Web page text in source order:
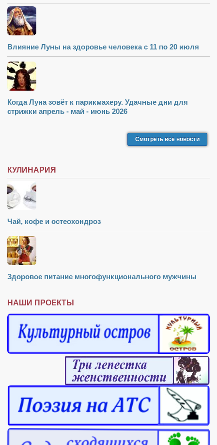
Влияние Луны на здоровье человека с 11 по 20 июля
Когда Луна зовёт к парикмахеру. Удачные дни для
стрижки апрель - май - июнь 2026
Смотреть все новости
КУЛИНАРИЯ
Чай, кофе и остеохондроз
Здоровое питание многофункционального мужчины
НАШИ ПРОЕКТЫ